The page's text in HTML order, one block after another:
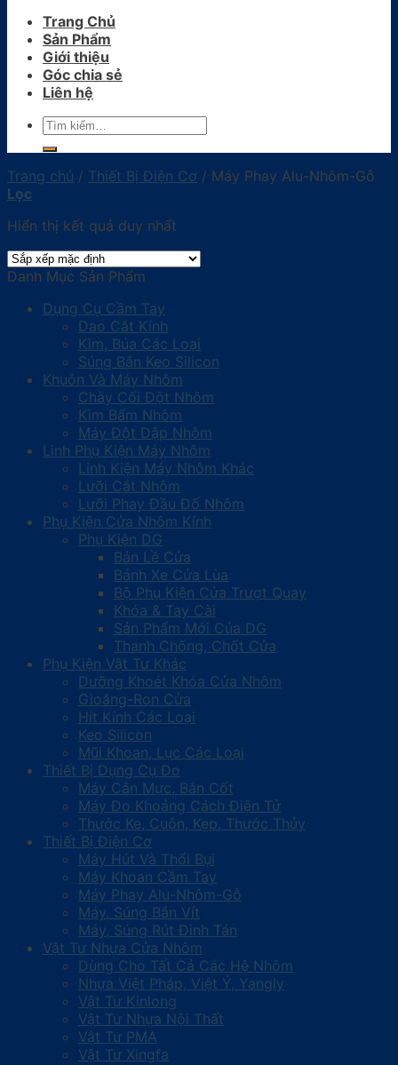
Trang Chủ
Sản Phẩm
Giới thiệu
Góc chia sẻ
Liên hệ
Tìm
Trang chủ / Thiết Bị Điện Cơ / Máy Phay Alu-Nhôm-Gỗ
Lọc
Hiển thị kết quả duy nhất
Danh Mục Sản Phẩm
Dụng Cụ Cầm Tay
Dao Cắt Kính
Kìm, Búa Các Loại
Súng Bắn Keo Silicon
Khuôn Và Máy Nhôm
Chày Cối Đột Nhôm
Kìm Bấm Nhôm
Máy Đột Dập Nhôm
Linh Phụ Kiện Máy Nhôm
Linh Kiện Máy Nhôm Khác
Lưỡi Cắt Nhôm
Lưỡi Phay Đầu Đố Nhôm
Phụ Kiện Cửa Nhôm Kính
Phụ Kiện DG
Bản Lề Cửa
Bánh Xe Cửa Lùa
Bộ Phụ Kiện Cửa Trượt Quay
Khóa & Tay Cài
Sản Phẩm Mới Của DG
Thanh Chống, Chốt Cửa
Phụ Kiện Vật Tư Khác
Dưỡng Khoét Khóa Cửa Nhôm
Gioăng-Ron Cửa
Hít Kính Các Loại
Keo Silicon
Mũi Khoan, Lục Các Loại
Thiết Bị Dụng Cụ Đo
Máy Cân Mực, Bắn Cốt
Máy Đo Khoảng Cách Điện Tử
Thước Ke, Cuộn, Kẹp, Thước Thủy
Thiết Bị Điện Cơ
Máy Hút Và Thổi Bụi
Máy Khoan Cầm Tay
Máy Phay Alu-Nhôm-Gỗ
Máy, Súng Bắn Vít
Máy, Súng Rút Đinh Tán
Vật Tư Nhựa Cửa Nhôm
Dùng Cho Tất Cả Các Hệ Nhôm
Nhựa Việt Pháp, Việt Ý, Yangly
Vật Tư Kinlong
Vật Tư Nhựa Nội Thất
Vật Tư PMA
Vật Tư Xingfa